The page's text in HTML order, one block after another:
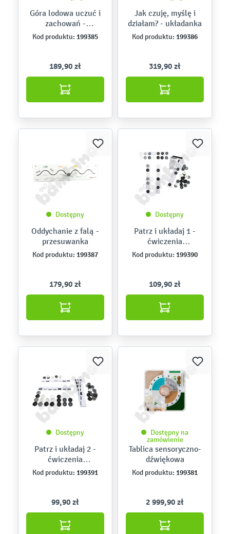
Góra lodowa uczuć i
zachowań -
przesuwanka
Kod produktu: 199385
189,90 zł
Jak czuję, myślę i
działam? - układanka
Kod produktu: 199386
319,90 zł
Dostępny
Oddychanie z falą -
przesuwanka
Kod produktu: 199387
179,90 zł
Dostępny
Patrz i układaj 1 -
ćwiczenia
usprawniające
percepcję wzrokową
Kod produktu: 199390
109,90 zł
Dostępny
Patrz i układaj 2 -
ćwiczenia
usprawniające
percepcję wzrokową
Kod produktu: 199391
99,90 zł
Dostępny na
zamówienie
Tablica sensoryczno-
dźwiękowa
Kod produktu: 199381
2 999,90 zł